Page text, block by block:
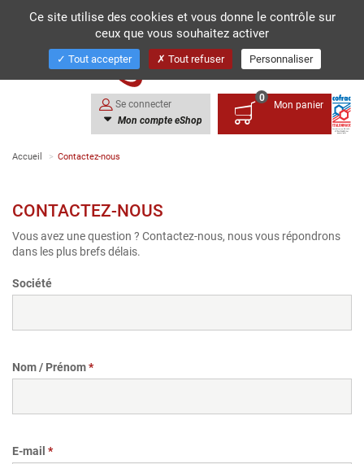
Se connecter
Mon compte eShop
0
Mon panier
Accueil Contactez-nous
CONTACTEZ-NOUS
Vous avez une question ? Contactez-nous, nous vous répondrons
dans les plus brefs délais.
Société
Nom / Prénom
E-mail
Ce site utilise des cookies et vous donne le contrôle sur
ceux que vous souhaitez activer
Tout accepter Tout refuser Personnaliser